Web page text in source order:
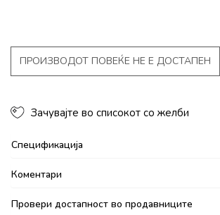
ПРОИЗВОДОТ ПОВЕЌЕ НЕ Е ДОСТАПЕН
Зачувајте во списокот со желби
Спецификација
Коментари
Провери достапност во продавниците